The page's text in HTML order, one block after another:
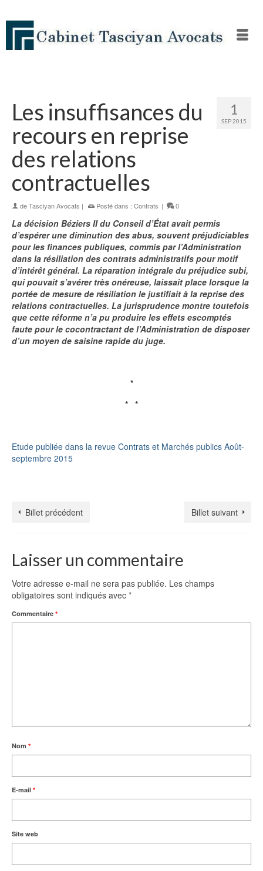
1
SEP 2015
Les insuffisances du
recours en reprise
des relations
contractuelles
deTasciyan Avocats | Posté dans : Contrats | 0
La décision Béziers IIdu Conseil d’État avait permis
d’espérer une diminution des abus, souvent préjudiciables
pour les finances publiques, commis par l’Administration
dans la résiliation des contrats administratifs pour motif
d’intérêt général. La réparation intégrale du préjudice subi,
qui pouvait s’avérer très onéreuse, laissait place lorsque la
portée de mesure de résiliation le justifiait à la reprise des
relations contractuelles. La jurisprudence montre toutefois
que cette réforme n’a pu produire les effets escomptés
faute pour le cocontractant de l’Administration de disposer
d’un moyen de saisine rapide du juge.
*
* *
Etude publiée dans la revue Contrats et Marchés publics Août-
septembre 2015
Billet précédent Billet suivant
Laisser un commentaire
Votre adresse e-mail ne sera pas publiée. Les champs
obligatoires sont indiqués avec *
Commentaire *
Nom *
E-mail *
Site web